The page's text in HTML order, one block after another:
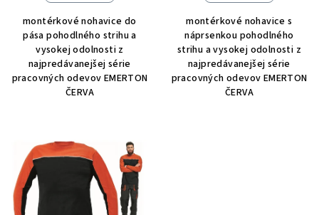
montérkové nohavice do
pása pohodlného strihu a
vysokej odolnosti z
najpredávanejšej série
pracovných odevov EMERTON
ČERVA
montérkové nohavice s
náprsenkou pohodlného
strihu a vysokej odolnosti z
najpredávanejšej série
pracovných odevov EMERTON
ČERVA